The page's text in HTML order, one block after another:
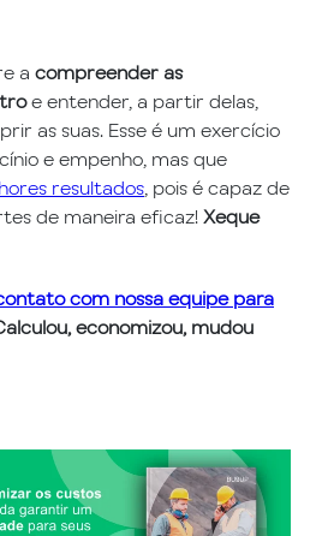
a compreender as
e entender, a partir delas,
as suas. Esse é um exercício
e empenho, mas que
resultados , pois é capaz de
de maneira eficaz! Xeque
com nossa equipe para
economizou, mudou